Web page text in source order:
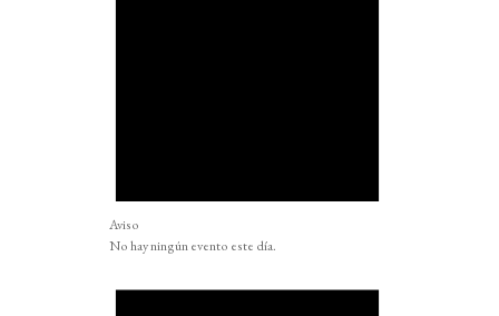
Aviso
No hay ningún evento este día.